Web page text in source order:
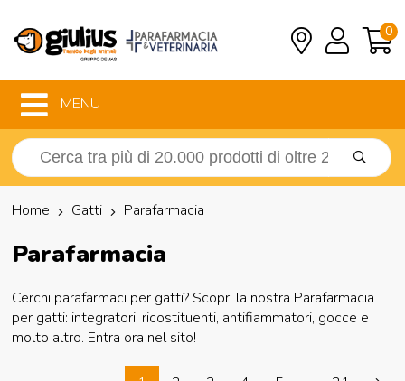
0
MENU
Home Gatti Parafarmacia
Parafarmacia
Cerchi parafarmaci per gatti? Scopri la nostra Parafarmacia
per gatti: integratori, ricostituenti, antifiammatori, gocce e
molto altro. Entra ora nel sito!